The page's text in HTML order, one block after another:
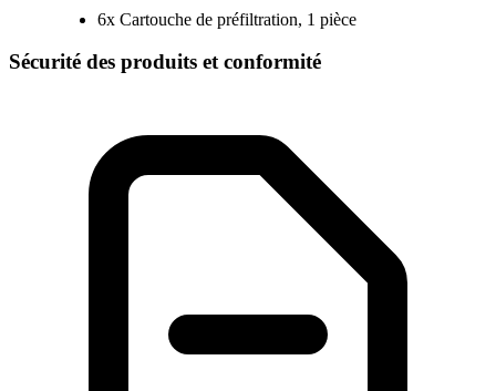
6x Cartouche de préfiltration, 1 pièce
Sécurité des produits et conformité